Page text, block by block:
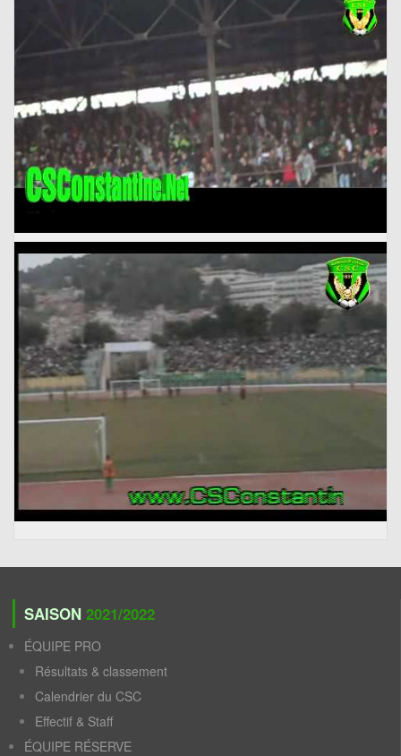
SAISON 2021/2022
ÉQUIPE PRO
Résultats & classement
Calendrier du CSC
Effectif & Staff
ÉQUIPE RÉSERVE